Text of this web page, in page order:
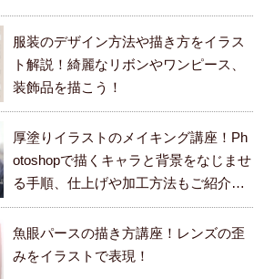
服装のデザイン方法や描き方をイラス
ト解説！綺麗なリボンやワンピース、
装飾品を描こう！
厚塗りイラストのメイキング講座！Ph
otoshopで描くキャラと背景をなじませ
る手順、仕上げや加工方法もご紹介し
ます。
魚眼パースの描き方講座！レンズの歪
みをイラストで表現！